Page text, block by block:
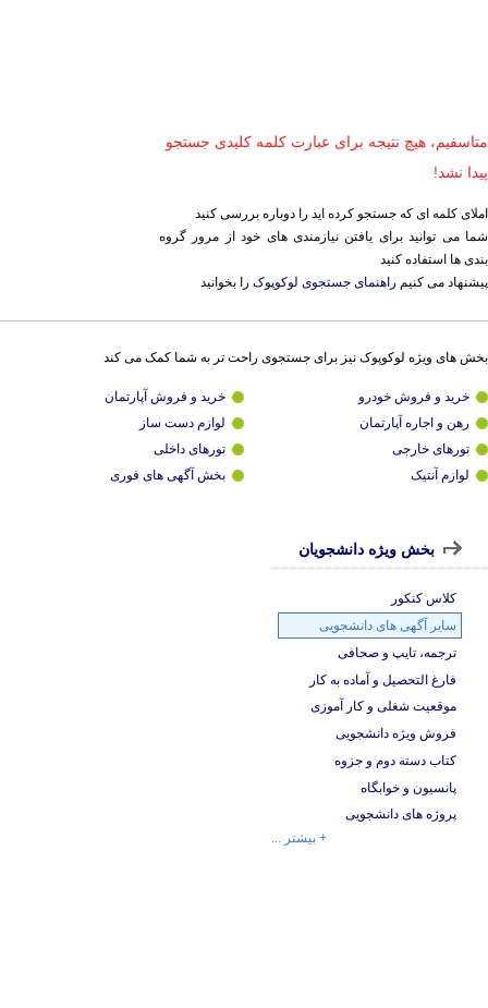
متاسفیم، هیچ نتیجه برای عبارت کلمه کلیدی جستجو
پیدا نشد!
املای کلمه ای که جستجو کرده اید را دوباره بررسی کنید
شما می توانید برای یافتن نیازمندی های خود از مرور گروه
بندی ها استفاده کنید
پیشنهاد می کنیم راهنمای جستجوی لوکوپوک را بخوانید
بخش های ویژه لوکوپوک نیز برای جستجوی راحت تر به شما کمک می کند
خرید و فروش خودرو
خرید و فروش آپارتمان
رهن و اجاره آپارتمان
لوازم دست ساز
تورهای خارجی
تورهای داخلی
لوازم آنتیک
بخش آگهی های فوری
بخش ویژه دانشجویان
کلاس کنکور
سایر آگهی های دانشجویی
ترجمه، تایپ و صحافی
فارغ التحصیل و آماده به کار
موقعیت شغلی و کار آموزی
فروش ویژه دانشجویی
کتاب دسته دوم و جزوه
پانسیون و خوابگاه
پروژه های دانشجویی
+ بیشتر ...